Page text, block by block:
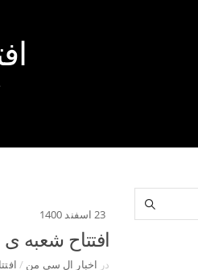
23 اسفند 1400
افتتاح شعبه
در اخبار ال سی من /